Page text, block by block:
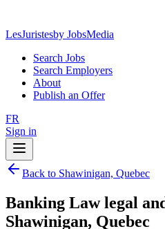
LesJuristesby JobsMedia
Search Jobs
Search Employers
About
Publish an Offer
FR
Sign in
Back to Shawinigan, Quebec
Banking Law legal
Shawinigan, Quebec